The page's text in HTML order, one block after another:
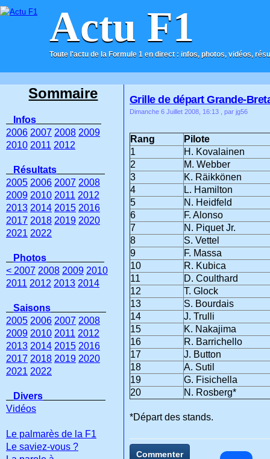
Actu F1
Toute l'actu de la Formule 1 en direct : infos, photos, vidéos,
ACCUEIL CONTACT
Grille de départ Grande-
Dimanche 6 Juillet 2008, 16:13 , par jg56
Rang
Pilote
1
H. Kovalainen
2
M. Webber
3
K. Räikkönen
4
L. Hamilton
5
N. Heidfeld
6
F. Alonso
7
N. Piquet Jr.
8
S. Vettel
9
F. Massa
10
R. Kubica
11
D. Coulthard
12
T. Glock
13
S. Bourdais
14
J. Trulli
15
K. Nakajima
16
R. Barrichello
17
J. Button
18
A. Sutil
19
G. Fisichella
20
N. Rosberg*
*Départ des stands.
Commenter
Sommaire
Infos
2006 2007 2008 2009
2010 2011 2012
Résultats
2005 2006 2007 2008
2009 2010 2011 2012
2013 2014 2015 2016
2017 2018 2019 2020
2021 2022
Photos
< 2007 2008 2009 2010
2011 2012 2013 2014
Saisons
2005 2006 2007 2008
2009 2010 2011 2012
2013 2014 2015 2016
2017 2018 2019 2020
2021 2022
Divers
Vidéos
Le palmarès de la F1
Le saviez-vous ?